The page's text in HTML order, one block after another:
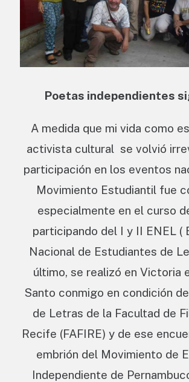
Poetas independientes
A medida que mi vida como
activista cultural se volvió
participación en los eventos
Movimiento Estudiantil fue
especialmente en el curso
participando del I y II ENEL (
Nacional de Estudiantes de
último, se realizó en Victoria
Santo conmigo en condición
de Letras de la Facultad de
Recife (FAFIRE) y de ese
embrión del Movimiento de
Independiente de